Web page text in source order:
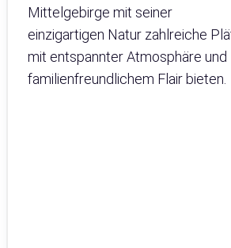
Mittelgebirge mit seiner
einzigartigen Natur zahlreiche
mit entspannter Atmosphäre und
familienfreundlichem Flair bieten.